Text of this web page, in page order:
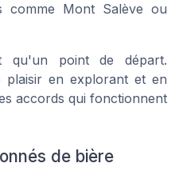
comme Mont Salève ou
qu'un point de départ.
plaisir en explorant et en
accords qui fonctionnent
de bière